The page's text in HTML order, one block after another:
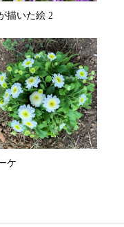
描いた絵 2
ケ